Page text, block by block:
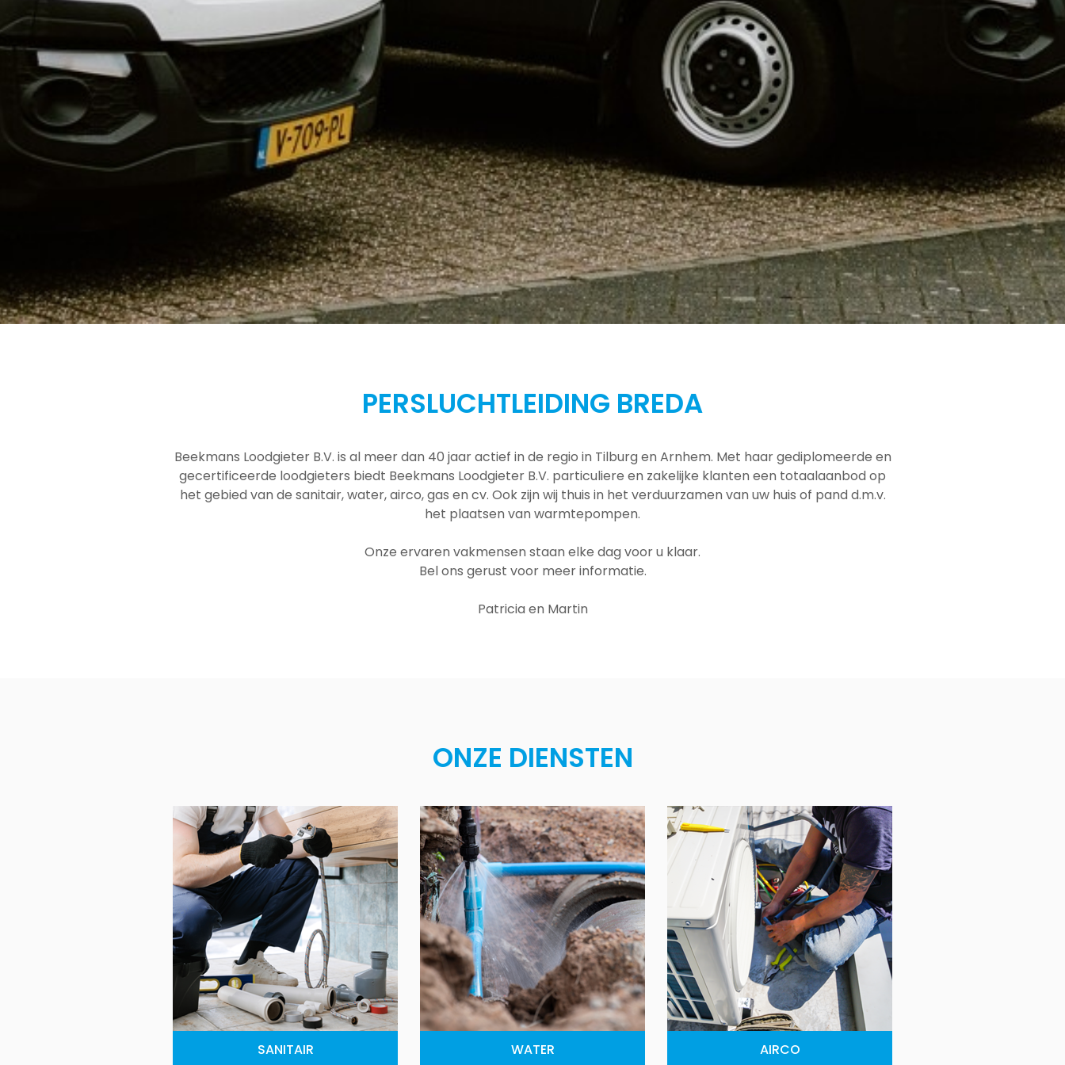
PERSLUCHTLEIDING BREDA
Beekmans Loodgieter B.V. is al meer dan 40 jaar actief in de regio in Tilburg en Arnhem. Met haar gediplomeerde en
gecertificeerde loodgieters biedt Beekmans Loodgieter B.V. particuliere en zakelijke klanten een totaalaanbod op
het gebied van de sanitair, water, airco, gas en cv. Ook zijn wij thuis in het verduurzamen van uw huis of pand d.m.v.
het plaatsen van warmtepompen.
Onze ervaren vakmensen staan elke dag voor u klaar.
Bel ons gerust voor meer informatie.
Patricia en Martin
ONZE DIENSTEN
SANITAIR WATER AIRCO